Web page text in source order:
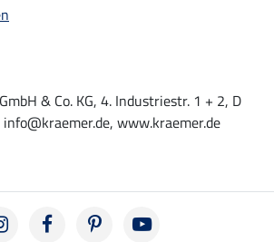
& Co. KG, 4. Industriestr. 1 + 2, D
www.kraemer.de